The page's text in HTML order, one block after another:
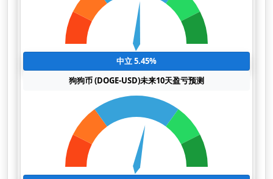
中立 5.45%
狗狗币 (DOGE-USD)未来10天盈亏预测